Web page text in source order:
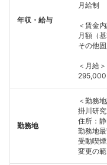
年収・給与
月給制
＜賃金
月額（
その他
＜月給＞
勤務地
＜勤務
掛川研
住所：
勤務地
受動喫
変更の